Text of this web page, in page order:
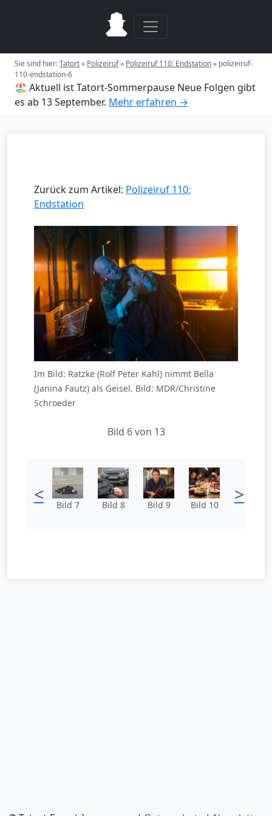
Sie sind hier:Tatort» Polizeiruf» Polizeiruf 110: Endstation» polizeiruf-
110-endstation-6
🏖️ Aktuell ist Tatort-Sommerpause Neue Folgen gibt
es ab 13 September. Mehr erfahren →
Zurück zum Artikel: Polizeiruf 110:
Endstation
Im Bild: Ratzke (Rolf Peter Kahl) nimmt Bella
(Janina Fautz) als Geisel. Bild: MDR/Christine
Schroeder
Bild 6 von 13
< Bild 7 Bild 8 Bild 9 Bild 10 >